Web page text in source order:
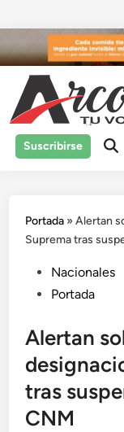
al
contenido
Suscribirse
Portada »Alertan
Suprema tras
Publicado
en
Nacionales
Portada
Alertan
tras
CNM